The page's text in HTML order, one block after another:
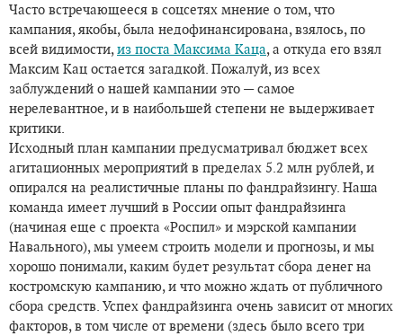
Часто встречающееся в соцсетях мнение о том, что
кампания, якобы, была недофинансирована, взялось, по
всей видимости,из поста Максима Каца, а откуда его взял
Максим Кац остается загадкой. Пожалуй, из всех
заблуждений о нашей кампании это — самое
нерелевантное, и в наибольшей степени не выдерживает
критики.
Исходный план кампании предусматривал бюджет всех
агитационных мероприятий в пределах 5.2 млн рублей, и
опирался на реалистичные планы по фандрайзингу. Наша
команда имеет лучший в России опыт фандрайзинга
(начиная еще с проекта «Роспил» и мэрской кампании
Навального), мы умеем строить модели и прогнозы, и мы
хорошо понимали, каким будет результат сбора денег на
костромскую кампанию, и что можно ждать от публичного
сбора средств. Успех фандрайзинга очень зависит от многих
факторов, в том числе от времени (здесь было всего три